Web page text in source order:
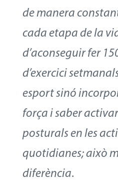
de manera
cada etapa de la
d’aconseguir fer
d’exercici
esport sinó
força i saber
posturals en les
quotidianes; això
diferència.